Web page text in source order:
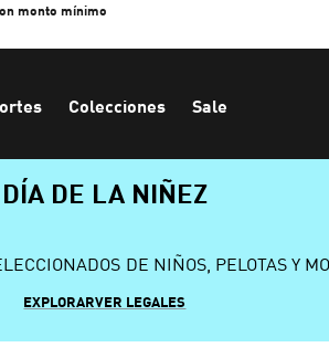
monto mínimo
Colecciones Sale
DÍA DE LA NIÑEZ
DE NIÑOS, PELOTAS Y
EXPLORARVER LEGALES